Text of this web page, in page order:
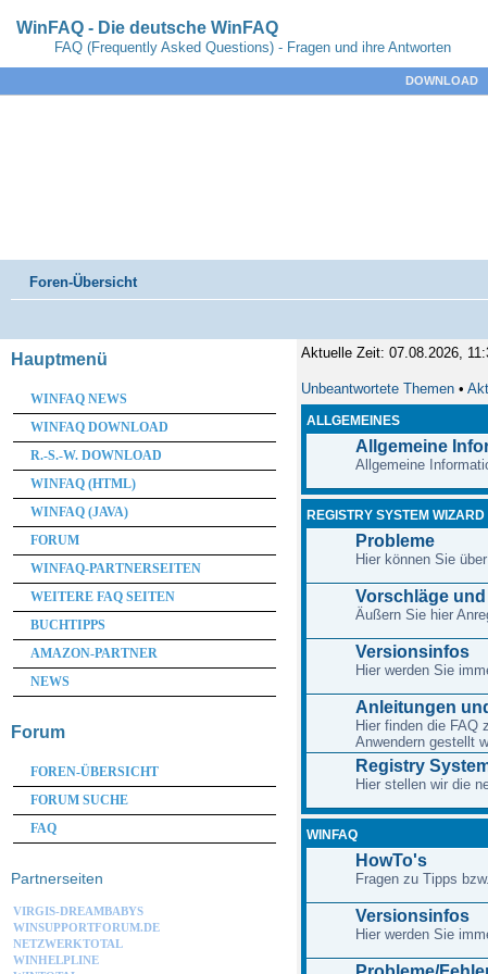
WinFAQ - Die deutsche WinFAQ
FAQ (Frequently Asked Questions) - Fragen und ihre Antworten
DOWNLOAD
Foren-Übersicht
Aktuelle Zeit: 07.08.2026,
Unbeantwortete Themen •
ALLGEMEINES
Allgemeine
Allgemeine
REGISTRY SYSTEM WIZARD
Probleme
Hier können Sie
Vorschläge
Äußern Sie hier
Versionsinfos
Hier werden Sie
Anleitungen
Hier finden die FAQ
Anwendern gestellt
Registry
Hier stellen wir die
WINFAQ
HowTo's
Fragen zu Tipps
Versionsinfos
Hier werden Sie
Hauptmenü
WINFAQ NEWS
WINFAQ DOWNLOAD
R.-S.-W. DOWNLOAD
WINFAQ (HTML)
WINFAQ (JAVA)
FORUM
WINFAQ-PARTNERSEITEN
WEITERE FAQ SEITEN
BUCHTIPPS
AMAZON-PARTNER
NEWS
Forum
FOREN-ÜBERSICHT
FORUM SUCHE
FAQ
Partnerseiten
VIRGIS-DREAMBABYS
WINSUPPORTFORUM.DE
NETZWERKTOTAL
WINHELPLINE